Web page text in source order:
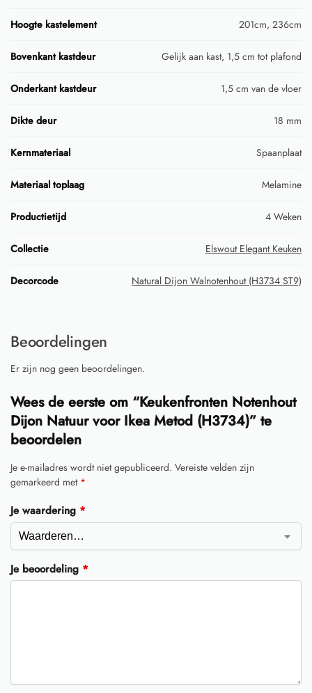
Hoogte kastelement 201cm, 236cm
Bovenkant kastdeur Gelijk aan kast, 1,5 cm tot plafond
Onderkant kastdeur 1,5 cm van de vloer
Dikte deur 18 mm
Kernmateriaal Spaanplaat
Materiaal toplaag Melamine
Productietijd 4 Weken
Collectie Elswout Elegant Keuken
Decorcode Natural Dijon Walnotenhout (H3734 ST9)
Beoordelingen
Er zijn nog geen beoordelingen.
Wees de eerste om “Keukenfronten Notenhout
Dijon Natuur voor Ikea Metod (H3734)” te
beoordelen
Je e-mailadres wordt niet gepubliceerd. Vereiste velden zijn
gemarkeerd met *
Je waardering *
Je beoordeling *